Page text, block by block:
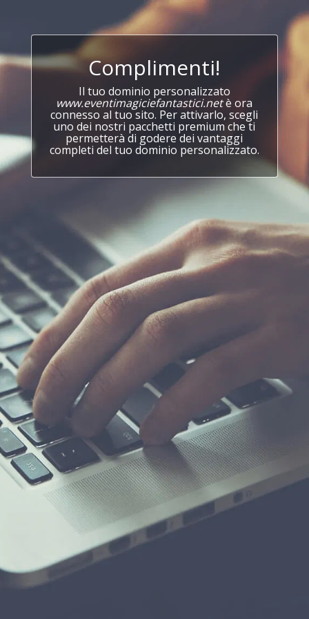
Complimenti!
Il tuo dominio personalizzato
www.eventimagiciefantastici.netè ora
connesso al tuo sito. Per attivarlo, scegli
uno dei nostri pacchetti premium che ti
permetterà di godere dei vantaggi
completi del tuo dominio personalizzato.